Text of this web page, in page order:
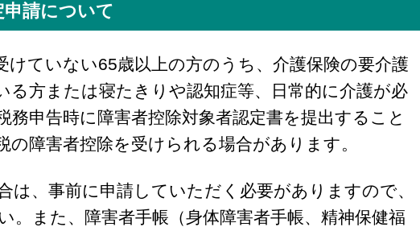
申請について
ていない65歳以上の方のうち、介護保険の要介護
る方または寝たきりや認知症等、日常的に介護が必
務申告時に障害者控除対象者認定書を提出すること
の障害者控除を受けられる場合があります。
、事前に申請していただく必要がありますので、
。
また、障害者手帳（身体障害者手帳、精神保健福